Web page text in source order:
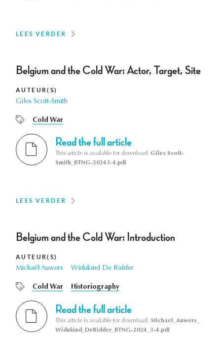
LEES VERDER
Belgium and the Cold War: Actor, Target, Site
AUTEUR(S)
Giles Scott-Smith
Cold War
Read the full article
This article is available for download: Giles Scott-
Smith_BTNG-20243-4.pdf
LEES VERDER
Belgium and the Cold War: Introduction
AUTEUR(S)
Michaël Auwers Widukind De Ridder
Cold War Historiography
Read the full article
This article is available for download: Michael_Auwers_
Widukind_DeRidder_BTNG-2024_3-4.pdf